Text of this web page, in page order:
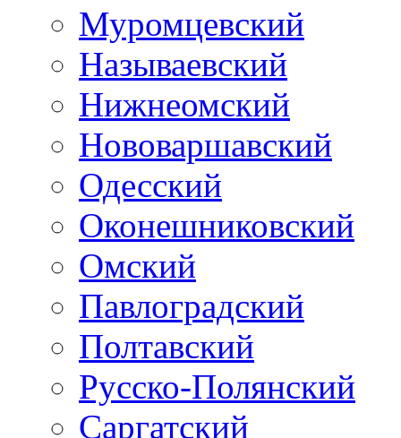
Муромцевский
Называевский
Нижнеомский
Нововаршавский
Одесский
Оконешниковский
Омский
Павлоградский
Полтавский
Русско-Полянский
Саргатский